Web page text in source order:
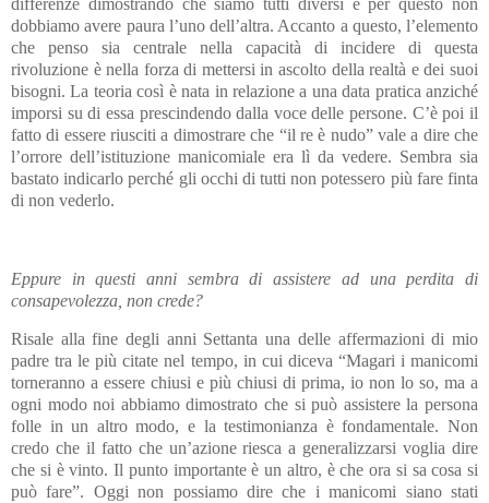
differenze dimostrando che siamo tutti diversi e per questo non
dobbiamo avere paura l’uno dell’altra. Accanto a questo, l’elemento
che penso sia centrale nella capacità di incidere di questa
rivoluzione è nella forza di mettersi in ascolto della realtà e dei suoi
bisogni. La teoria così è nata in relazione a una data pratica anziché
imporsi su di essa prescindendo dalla voce delle persone. C’è poi il
fatto di essere riusciti a dimostrare che “il re è nudo” vale a dire che
l’orrore dell’istituzione manicomiale era lì da vedere. Sembra sia
bastato indicarlo perché gli occhi di tutti non potessero più fare finta
di non vederlo.
Eppure in questi anni sembra di assistere ad una perdita di
consapevolezza, non crede?
Risale alla fine degli anni Settanta una delle affermazioni di mio
padre tra le più citate nel tempo, in cui diceva “Magari i manicomi
torneranno a essere chiusi e più chiusi di prima, io non lo so, ma a
ogni modo noi abbiamo dimostrato che si può assistere la persona
folle in un altro modo, e la testimonianza è fondamentale. Non
credo che il fatto che un’azione riesca a generalizzarsi voglia dire
che si è vinto. Il punto importante è un altro, è che ora si sa cosa si
può fare”. Oggi non possiamo dire che i manicomi siano stati